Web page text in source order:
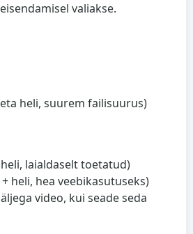
valiakse.
heli, suurem failisuurus)
laialdaselt toetatud)
heli, hea veebikasutuseks)
video, kui seade seda